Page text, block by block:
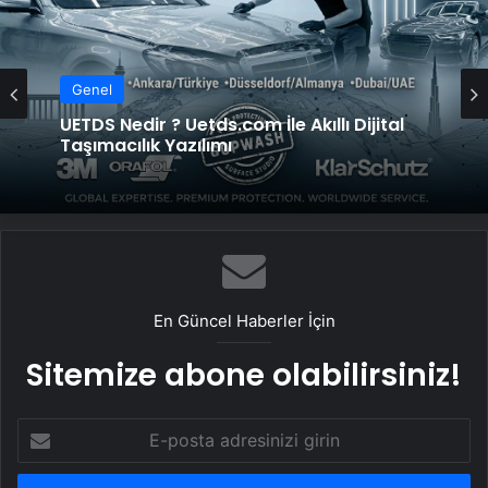
Genel
UETDS Nedir ? Uetds.com İle Akıllı Dijital
Taşımacılık Yazılımı
En Güncel Haberler İçin
Sitemize abone olabilirsiniz!
posta
adresinizi